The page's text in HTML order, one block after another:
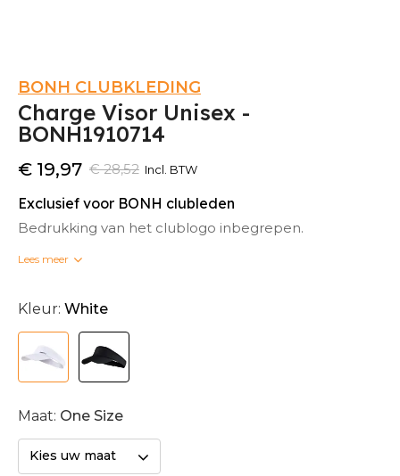
BONH CLUBKLEDING
Charge Visor Unisex -
BONH1910714
€ 28,52
€ 19,97 Incl. BTW
Exclusief voor BONH clubleden
Bedrukking van het clublogo inbegrepen.
Bedrukte clubkleding kan niet omgeruild worden.
Lees meer
Kleur: White
Maat: One Size
Kies uw maat